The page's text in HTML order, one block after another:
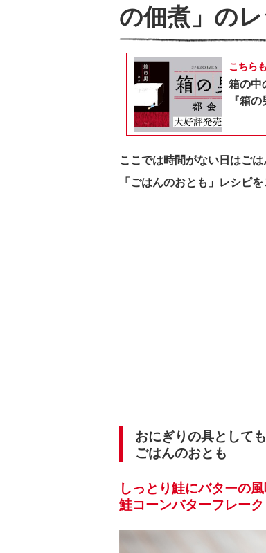
の佃煮」の
こちら
箱の中
『箱
ここでは時間がない日はご
「ごはんのおとも」レシピを
おにぎりの具として
ごはんのおとも
しっとり鮭にバターの
鮭コーンバターフレーク